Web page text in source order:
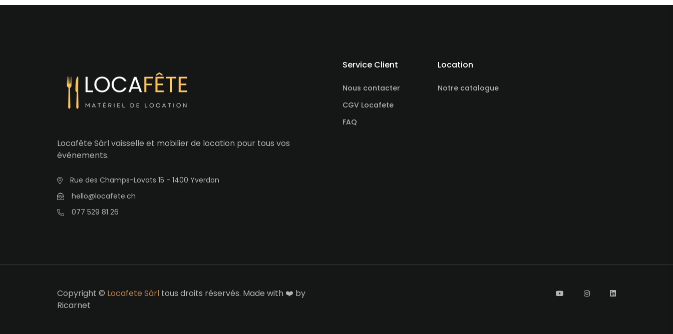
Locafête Sàrl vaisselle et mobilier de location pour tous vos
événements.
Rue des Champs-Lovats 15 - 1400 Yverdon
hello@locafete.ch
077 529 81 26
Service Client
Nous contacter
CGV Locafete
FAQ
Location
Notre catalogue
Copyright © Locafete Sàrl tous droits réservés. Made with ❤️ by
Ricarnet